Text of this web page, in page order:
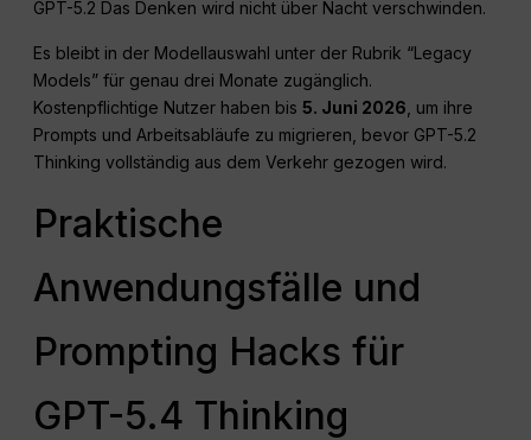
GPT-5.2 Das Denken wird nicht über Nacht verschwinden.
Es bleibt in der Modellauswahl unter der Rubrik “Legacy
Models” für genau drei Monate zugänglich.
Kostenpflichtige Nutzer haben bis5. Juni 2026 , um ihre
Prompts und Arbeitsabläufe zu migrieren, bevor GPT-5.2
Thinking vollständig aus dem Verkehr gezogen wird.
Praktische
Anwendungsfälle und
Prompting Hacks für
GPT-5.4 Thinking